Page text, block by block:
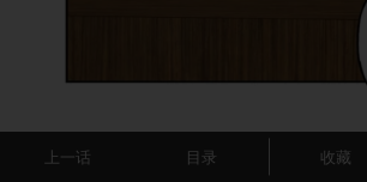
上一话 目录 收藏